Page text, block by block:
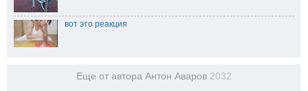
вот это реакция
Еще от автора Антон Аваров 2032